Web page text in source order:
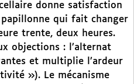
donne satisfaction
qui fait changer
trente, deux heures.
objections : l’alternat
et multiplie l’ardeur
»). Le mécanisme